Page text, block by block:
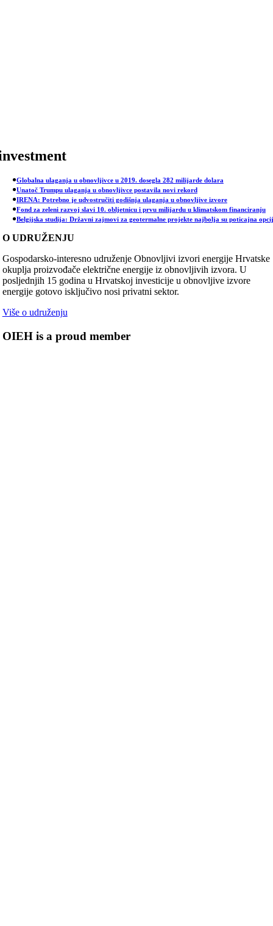
Globalna ulaganja u obnovljivce u 2019. dosegla 282 milijarde dolara
Unatoč Trumpu ulaganja u obnovljivce postavila novi rekord
IRENA: Potrebno je udvostručiti godišnja ulaganja u obnovljive izvore
Fond za zeleni razvoj slavi 10. obljetnicu i prvu milijardu u klimatskom financiranju
Belgijska studija: Državni zajmovi za geotermalne projekte najbolja su poticajna
O UDRUŽENJU
Gospodarsko-interesno udruženje Obnovljivi izvori energije Hrvatske
okuplja proizvođače električne energije iz obnovljivih izvora. U
posljednjih 15 godina u Hrvatskoj investicije u obnovljive izvore
energije gotovo isključivo nosi privatni sektor.
Više o udruženju
OIEH is a proud member